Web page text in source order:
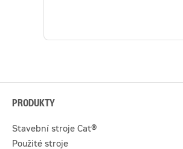
PRODUKTY
Stavební stroje Cat®
Použité stroje